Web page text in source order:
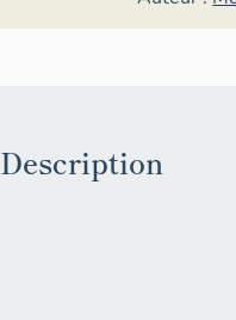
Description